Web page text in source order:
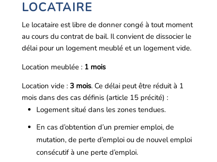
LOCATAIRE
Le locataire est libre de donner congé à tout moment
au cours du contrat de bail. Il convient de dissocier le
délai pour un logement meublé et un logement vide.
Location meublée : 1 mois
Location vide : 3 mois. Ce délai peut être réduit à 1
mois dans des cas définis (article 15 précité) :
Logement situé dans les zones tendues.
En cas d’obtention d’un premier emploi, de
mutation, de perte d’emploi ou de nouvel emploi
consécutif à une perte d’emploi.